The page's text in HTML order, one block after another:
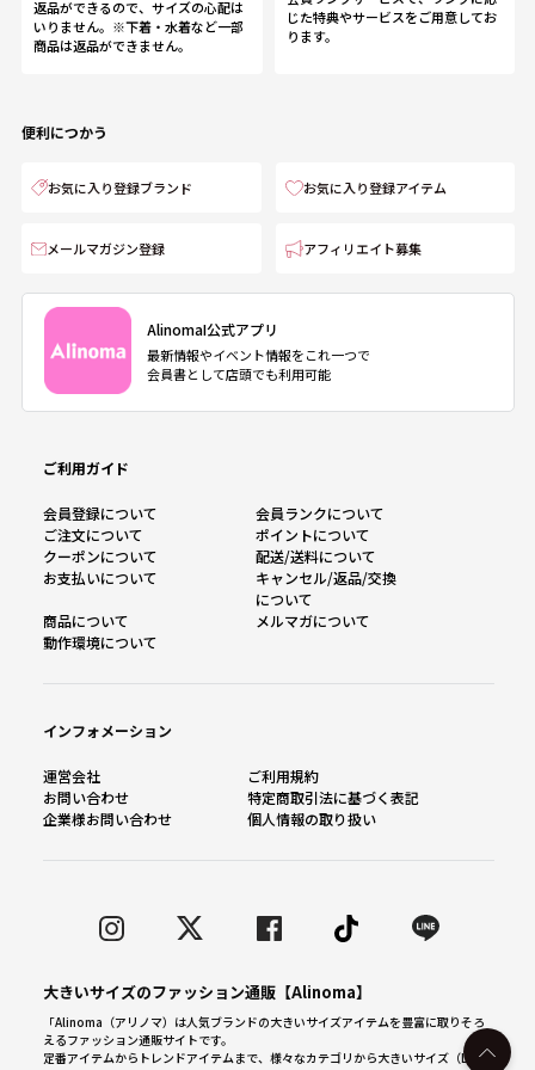
返品ができるので、サイズの心配は
いりません。※下着・水着など一部
商品は返品ができません。
じた特典やサービスをご用意してお
ります。
便利につかう
お気に入り登録ブランド お気に入り登録アイテム
メールマガジン登録 アフィリエイト募集
AlinomaI公式アプリ
最新情報やイベント情報をこれ一つで
会員書として店頭でも利用可能
ご利用ガイド
会員登録について
会員ランクについて
ご注文について
ポイントについて
クーポンについて
配送/送料について
お支払いについて
キャンセル/返品/交換
について
商品について
メルマガについて
動作環境について
インフォメーション
運営会社
ご利用規約
お問い合わせ
特定商取引法に基づく表記
企業様お問い合わせ
個人情報の取り扱い
大きいサイズのファッション通販【Alinoma】
「Alinoma（アリノマ）は人気ブランドの大きいサイズアイテムを豊富に取りそろ
えるファッション通販サイトです。
定番アイテムからトレンドアイテムまで、様々なカテゴリから大きいサイズ（L～